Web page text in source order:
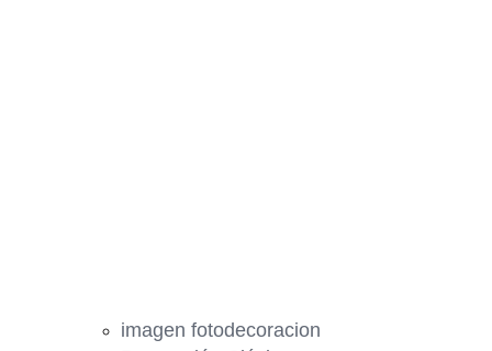
imagen fotodecoracion